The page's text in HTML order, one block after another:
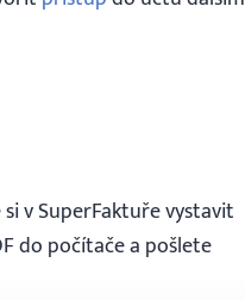
v SuperFaktuře vystavit
do počítače a pošlete